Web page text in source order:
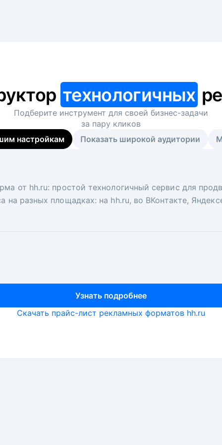
технологичных
Подберите инструмент для своей бизнес-задачи
за пару кликов
настройкам
Показать широкой аудитории
от hh.ru: простой технологичный сервис для
на разных площадках: на hh.ru, во ВКонтакте,
Узнать подробнее
вакансий на главной странице hh.ru.
ключ. Решите, сколько кандидатов и когда вам
рекрутеры и проектные менеджеры hh.ru с
Узнать подробнее
Скачать прайс-лист рекламных форматов hh.ru